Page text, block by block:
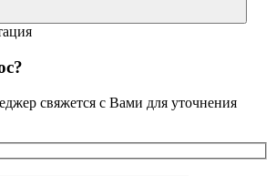
свяжется с Вами для уточнения